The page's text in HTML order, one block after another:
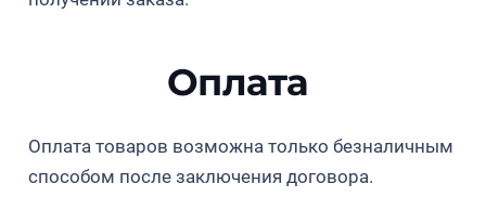
помологического общества.
проводились в Абботсфорде, Британская
Колумбия, летом 2004 и 2005 годов.
Оплата
Оплата товаров возможна только безналичным
способом после заключения договора.